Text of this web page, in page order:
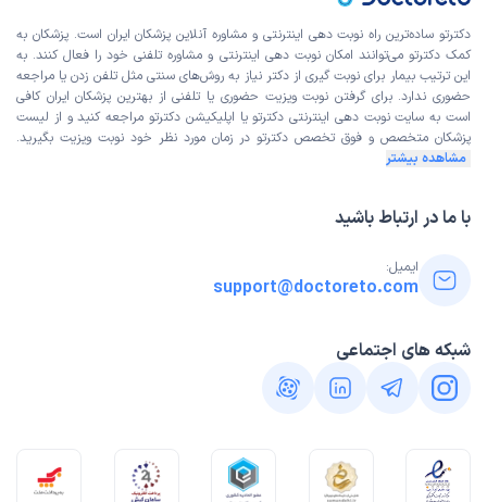
دکترتو ساده‌ترین راه نوبت‌ دهی اینترنتی و مشاوره آنلاین پزشکان ایران است. پزشکان به
کمک دکترتو می‌توانند امکان نوبت دهی اینترنتی و مشاوره تلفنی خود را فعال کنند. به
این ترتیب بیمار برای نوبت گیری از دکتر نیاز به روش‌های سنتی مثل تلفن زدن یا مراجعه
حضوری ندارد. برای گرفتن نوبت ویزیت حضوری یا تلفنی از بهترین پزشکان ایران کافی
است به سایت نوبت دهی اینترنتی دکترتو یا اپلیکیشن دکترتو مراجعه کنید و از لیست
پزشکان متخصص و فوق تخصص دکترتو در زمان مورد نظر خود نوبت ویزیت بگیرید.
مشاهده بیشتر
با ما در ارتباط باشید
ایمیل:
support@doctoreto.com
شبکه های اجتماعی